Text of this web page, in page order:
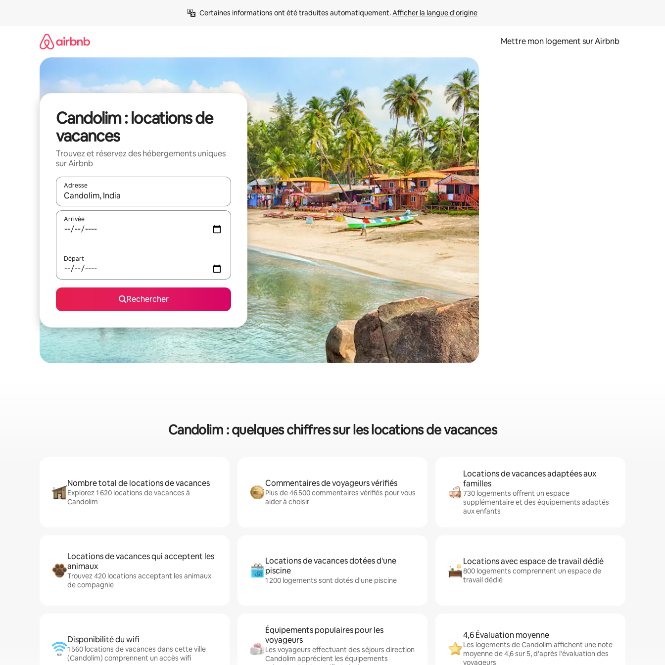
Certaines informations ont été traduites automatiquement. Afficher la langue d'origine
Mettre mon logement sur Airbnb
Candolim : locations de
vacances
Trouvez et réservez des hébergements uniques
sur Airbnb
Adresse
Lorsque les résultats s'affichent, utilisez les flèches vers le haut et vers le bas pour les parcourir ou en appuyant et en faisant glisser.
Arrivée
Départ
Rechercher
Candolim : quelques chiffres sur les locations de vacances
Nombre total de locations de vacances
Explorez 1 620 locations de vacances à
Candolim
Commentaires de voyageurs vérifiés
Plus de 46 500 commentaires vérifiés pour vous
aider à choisir
Locations de vacances adaptées aux
familles
730 logements offrent un espace
supplémentaire et des équipements adaptés
aux enfants
Locations de vacances qui acceptent les
animaux
Trouvez 420 locations acceptant les animaux
de compagnie
Locations de vacances dotées d'une
piscine
1 200 logements sont dotés d'une piscine
Locations avec espace de travail dédié
800 logements comprennent un espace de
travail dédié
Disponibilité du wifi
1 560 locations de vacances dans cette ville
(Candolim) comprennent un accès wifi
Équipements populaires pour les
voyageurs
Les voyageurs effectuant des séjours direction
Candolim apprécient les équipements
4,6 Évaluation moyenne
Les logements de Candolim affichent une note
moyenne de 4,6 sur 5, d'après l'évaluation des
voyageurs